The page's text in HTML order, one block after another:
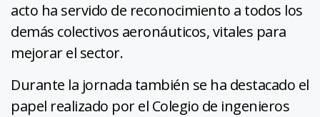
acto ha servido de reconocimiento a todos los
demás colectivos aeronáuticos, vitales para
mejorar el sector.
Durante la jornada también se ha destacado el
papel realizado por el Colegio de ingenieros